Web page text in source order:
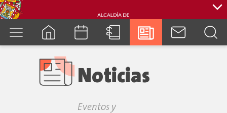
Noticias
Eventos y